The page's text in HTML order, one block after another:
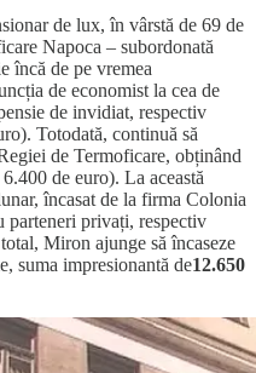
de lux, în vârstă de 69 de
Napoca – subordonată
încă de pe vremea
de economist la cea de
de invidiat, respectiv
Totodată, continuă să
de Termoficare, obținând
de euro). La această
încasat de la firma Colonia
parteneri privați, respectiv
Miron ajunge să încaseze
suma impresionantă de12.650